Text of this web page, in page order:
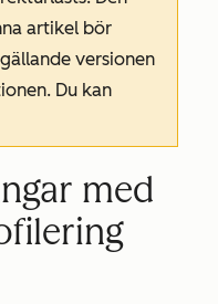
artikel bör
versionen
Du kan
med